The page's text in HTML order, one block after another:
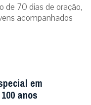
de 70 dias de oração,
acompanhados
em
anos